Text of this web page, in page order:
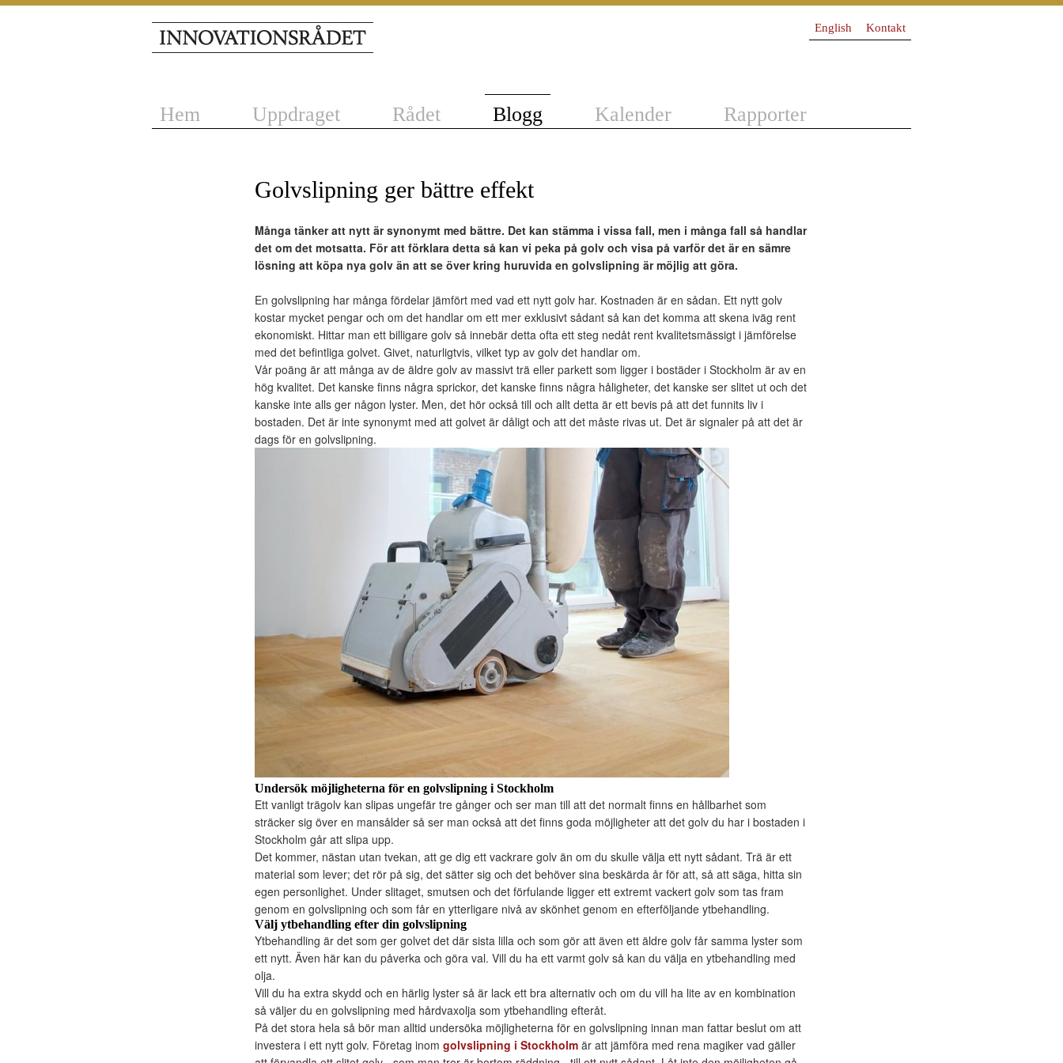
English Kontakt
Hem Uppdraget Rådet Blogg Kalender Rapporter
Golvslipning ger bättre effekt
Många tänker att nytt är synonymt med bättre. Det kan stämma i vissa fall, men i många fall så handlar
det om det motsatta. För att förklara detta så kan vi peka på golv och visa på varför det är en sämre
lösning att köpa nya golv än att se över kring huruvida en golvslipning är möjlig att göra.
En golvslipning har många fördelar jämfört med vad ett nytt golv har. Kostnaden är en sådan. Ett nytt golv
kostar mycket pengar och om det handlar om ett mer exklusivt sådant så kan det komma att skena iväg rent
ekonomiskt. Hittar man ett billigare golv så innebär detta ofta ett steg nedåt rent kvalitetsmässigt i jämförelse
med det befintliga golvet. Givet, naturligtvis, vilket typ av golv det handlar om.
Vår poäng är att många av de äldre golv av massivt trä eller parkett som ligger i bostäder i Stockholm är av en
hög kvalitet. Det kanske finns några sprickor, det kanske finns några håligheter, det kanske ser slitet ut och det
kanske inte alls ger någon lyster. Men, det hör också till och allt detta är ett bevis på att det funnits liv i
bostaden. Det är inte synonymt med att golvet är dåligt och att det måste rivas ut. Det är signaler på att det är
dags för en golvslipning.
Undersök möjligheterna för en golvslipning i Stockholm
Ett vanligt trägolv kan slipas ungefär tre gånger och ser man till att det normalt finns en hållbarhet som
sträcker sig över en mansålder så ser man också att det finns goda möjligheter att det golv du har i bostaden i
Stockholm går att slipa upp.
Det kommer, nästan utan tvekan, att ge dig ett vackrare golv än om du skulle välja ett nytt sådant. Trä är ett
material som lever; det rör på sig, det sätter sig och det behöver sina beskärda år för att, så att säga, hitta sin
egen personlighet. Under slitaget, smutsen och det förfulande ligger ett extremt vackert golv som tas fram
genom en golvslipning och som får en ytterligare nivå av skönhet genom en efterföljande ytbehandling.
Välj ytbehandling efter din golvslipning
Ytbehandling är det som ger golvet det där sista lilla och som gör att även ett äldre golv får samma lyster som
ett nytt. Även här kan du påverka och göra val. Vill du ha ett varmt golv så kan du välja en ytbehandling med
olja.
Vill du ha extra skydd och en härlig lyster så är lack ett bra alternativ och om du vill ha lite av en kombination
så väljer du en golvslipning med hårdvaxolja som ytbehandling efteråt.
På det stora hela så bör man alltid undersöka möjligheterna för en golvslipning innan man fattar beslut om att
investera i ett nytt golv. Företag inom golvslipning i Stockholm är att jämföra med rena magiker vad gäller